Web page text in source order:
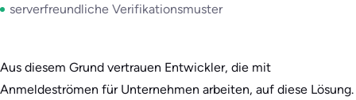
serverfreundliche Verifikationsmuster
Aus diesem Grund vertrauen Entwickler, die mit
Anmeldeströmen für Unternehmen arbeiten, auf diese Lösung.